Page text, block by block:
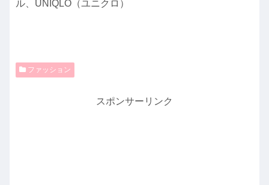
ル、UNIQLO（ユニクロ）
ファッション
スポンサーリンク